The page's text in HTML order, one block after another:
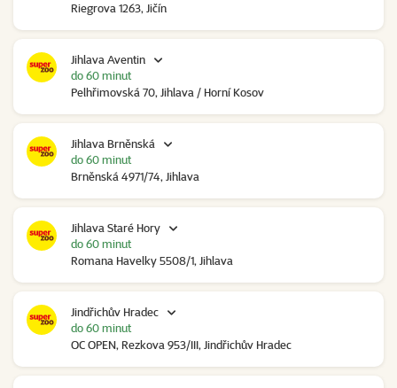
Riegrova 1263, Jičín
Jihlava Aventin
Pelhřimovská 70, Jihlava / Horní Kosov
do 60 minut
Jihlava Brněnská
Brněnská 4971/74, Jihlava
do 60 minut
Jihlava Staré Hory
Romana Havelky 5508/1, Jihlava
do 60 minut
Jindřichův Hradec
OC OPEN, Rezkova 953/III, Jindřichův Hradec
do 60 minut